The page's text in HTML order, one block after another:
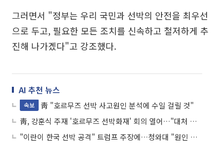
그러면서 "정부는 우리 국민과 선박의 안전을 최우선
으로 두고, 필요한 모든 조치를 신속하고 철저하게 추
진해 나가겠다"고 강조했다.
AI 추천 뉴스
속보
靑 "호르무즈 선박 사고원인 분석에 수일 걸릴 것"
靑, 강훈식 주재 '호르무즈 선박화재' 회의 열어…"대처 방안 논의"
"이란이 한국 선박 공격" 트럼프 주장에…청와대 "원인 규명 중"